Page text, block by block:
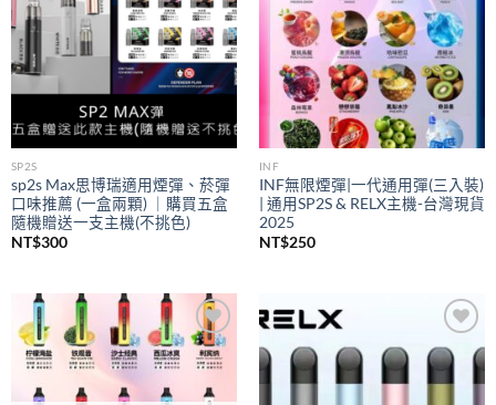
SP2S
sp2s Max思博瑞適用煙彈、菸彈
口味推薦 (一盒兩顆) ｜購買五盒
隨機贈送一支主機(不挑色)
NT$300
INF
INF無限煙彈|一代通用彈(三入裝)
| 通用SP2S & RELX主機-台灣現貨
2025
NT$250
Add to
wishlist
Add to
wishlist